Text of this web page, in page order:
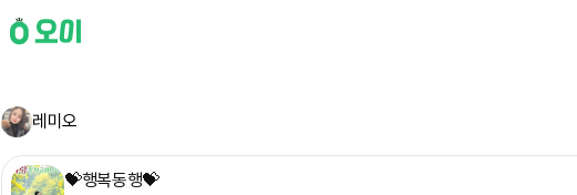
레미오
💝행복동행💝